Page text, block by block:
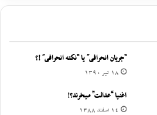
“جریان انحرافی” یا “نکته انحرافی” !؟
18 تیر 1390
اغنیا “عدالت” میخرند؟!
14 اسفند 1388